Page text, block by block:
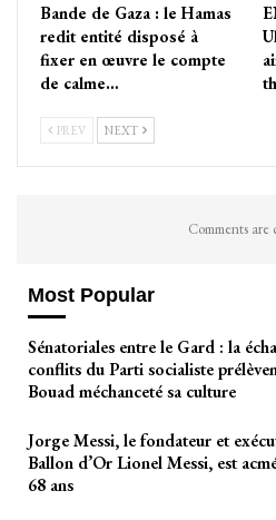
Bande de Gaza : le Hamas
redit entité disposé à
fixer en œuvre le compte
de calme…
PREV NEXT
Comments are
Most Popular
Sénatoriales entre le Gard : la
conflits du Parti socialiste
Bouad méchanceté sa culture
Jorge Messi, le fondateur et
Ballon d’Or Lionel Messi, est
68 ans